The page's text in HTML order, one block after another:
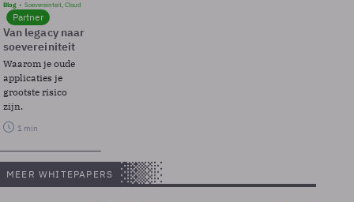
Blog Soevereinteit, Cloud
Partner
Van legacy naar
soevereiniteit
Waarom je oude
applicaties je
grootste risico
zijn.
1 min
MEER WHITEPAPERS